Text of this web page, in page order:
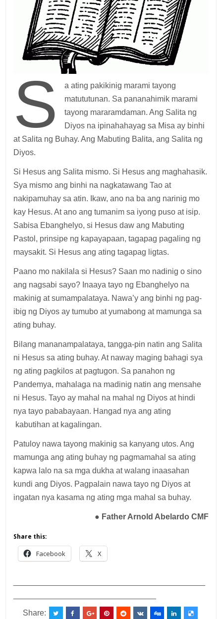
S
a ating pakikinig marami tayong
matututunan. Sa pananahimik marami
tayong mararamdaman. Ang Salita ng
Diyos na ipinahahayag sa Misa ay binhi
at Salita ng Buhay. Ang Mabuting Balita, ang Salita ng
Diyos.
Si Hesus ang Salita mismo. Si Hesus ang maghahasik.
Sya mismo ang binhi na nagkatawang Tao at
nakipamuhay sa atin. Ikaw, ano na ba ang narinig mo
kay Hesus. At ano ang tumanim sa iyong puso at isip.
Sabisa Ebanghelyo, si Hesus daw ang Mabuting
Pastol, prinsipe ng kapayapaan, tagapag pagaling ng
maysakit. Si Hesus ang ating tagapag ligtas.
Paano mo nakilala si Hesus? Saan mo nadinig o sino
ang nagsabi sayo? Inaaya tayo ng Ebanghelyo na
makinig at sumampalataya. Nawa’y ang binhi ng pag-
ibig ng Diyos ay tumubo at yumabong at mamunga sa
ating buhay.
Bilang mananampalataya, tangga-pin natin ang Salita
ni Hesus sa ating buhay. At naway maging bahagi sya
ng ating pagkilos at pagtugon. Sa panahon ng
Pandemya, mahalaga na madinig natin ang mensahe
ni Hesus. Tayo ay mahal na mahal ng Diyos at hindi
nya tayo pababayaan. Hangad nya ang ating
kabutihan at kagalingan.
Patuloy nawa tayong makinig sa kanyang utos. Ang
mamunga ang ating buhay ng pagmamahal sa ating
kapwa lalo na sa mga dukha at walang inaasahan
kundi ang Diyos. Pagpalain nawa tayo ng Diyos at
ingatan nya kasama ng ating mga mahal sa buhay.
● Father Arnold Abelardo CMF
Share this:
Facebook X
Share: